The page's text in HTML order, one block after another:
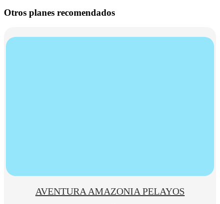
Otros planes recomendados
AVENTURA AMAZONIA PELAYOS